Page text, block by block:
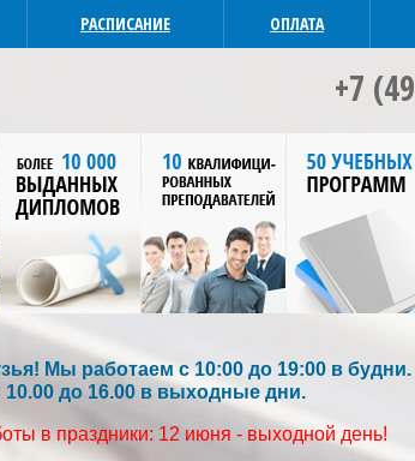
РАСПИСАНИЕ ОПЛАТА
+7
Мы работаем с 10:00 до 19:00 в будни.
10.00 до 16.00 в выходные дни.
в праздники: 12 июня - выходной день!